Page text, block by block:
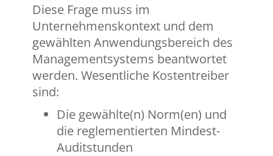
Diese Frage muss im
Unternehmenskontext und dem
gewählten Anwendungsbereich des
Managementsystems beantwortet
werden. Wesentliche Kostentreiber
sind:
Die gewählte(n) Norm(en) und
die reglementierten Mindest-
Auditstunden